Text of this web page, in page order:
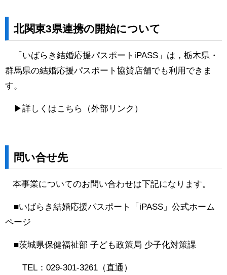
北関東3県連携の開始について
「いばらき結婚応援パスポートiPASS」は，栃木県・
群馬県の結婚応援パスポート協賛店舗でも利用できま
す。
▶詳しくはこちら （外部リンク）
問い合せ先
本事業についてのお問い合わせは下記になります。
■いばらき結婚応援パスポート「iPASS」公式ホーム
ページ
■茨城県保健福祉部 子ども政策局 少子化対策課
TEL：029-301-3261（直通）